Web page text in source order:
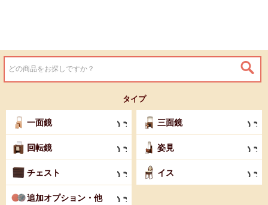
タイプ
一面鏡 三面鏡
回転鏡 姿見
チェスト イス
追加オプション・他